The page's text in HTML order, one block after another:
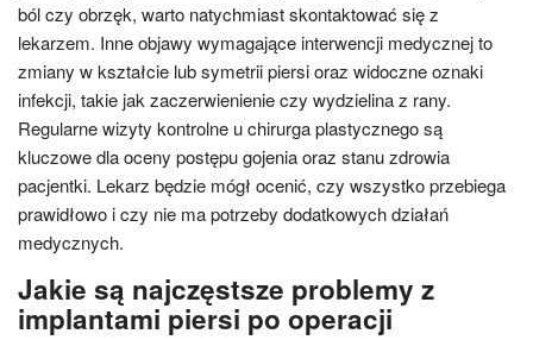
ból czy obrzęk, warto natychmiast skontaktować się z
lekarzem. Inne objawy wymagające interwencji medycznej to
zmiany w kształcie lub symetrii piersi oraz widoczne oznaki
infekcji, takie jak zaczerwienienie czy wydzielina z rany.
Regularne wizyty kontrolne u chirurga plastycznego są
kluczowe dla oceny postępu gojenia oraz stanu zdrowia
pacjentki. Lekarz będzie mógł ocenić, czy wszystko przebiega
prawidłowo i czy nie ma potrzeby dodatkowych działań
medycznych.
Jakie są najczęstsze problemy z
implantami piersi po operacji